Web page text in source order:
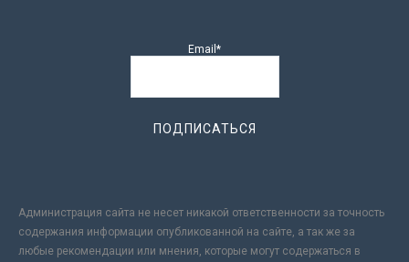
Email*
Администрация сайта не несет никакой ответственности за точность
содержания информации опубликованной на сайте, а так же за
любые рекомендации или мнения, которые могут содержаться в